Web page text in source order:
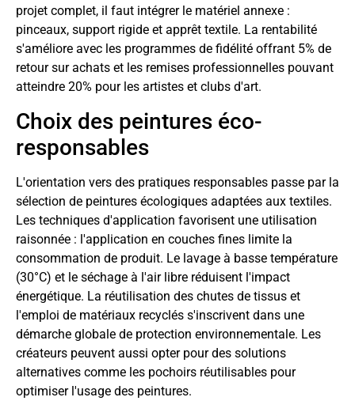
projet complet, il faut intégrer le matériel annexe :
pinceaux, support rigide et apprêt textile. La rentabilité
s'améliore avec les programmes de fidélité offrant 5% de
retour sur achats et les remises professionnelles pouvant
atteindre 20% pour les artistes et clubs d'art.
Choix des peintures éco-
responsables
L'orientation vers des pratiques responsables passe par la
sélection de peintures écologiques adaptées aux textiles.
Les techniques d'application favorisent une utilisation
raisonnée : l'application en couches fines limite la
consommation de produit. Le lavage à basse température
(30°C) et le séchage à l'air libre réduisent l'impact
énergétique. La réutilisation des chutes de tissus et
l'emploi de matériaux recyclés s'inscrivent dans une
démarche globale de protection environnementale. Les
créateurs peuvent aussi opter pour des solutions
alternatives comme les pochoirs réutilisables pour
optimiser l'usage des peintures.